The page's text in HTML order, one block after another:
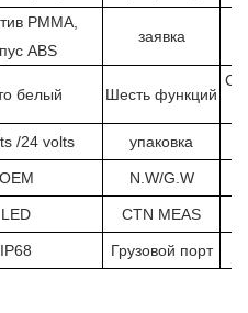
PMMA,
ABS
заявка
белый Шесть функций
/24 volts упаковка
OEM N.W/G.W
LED CTN MEAS
IP68 Грузовой порт